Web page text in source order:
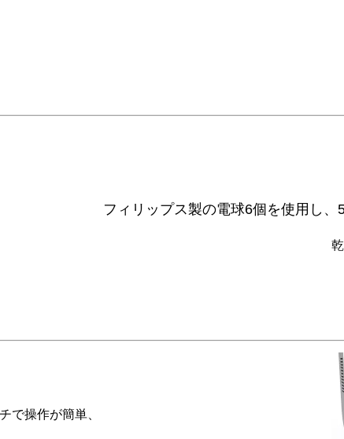
フィリップス製の電球6個を使用し
で操作が簡単、